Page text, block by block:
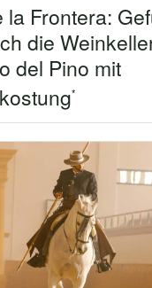
la Frontera:
die
del Pino mit